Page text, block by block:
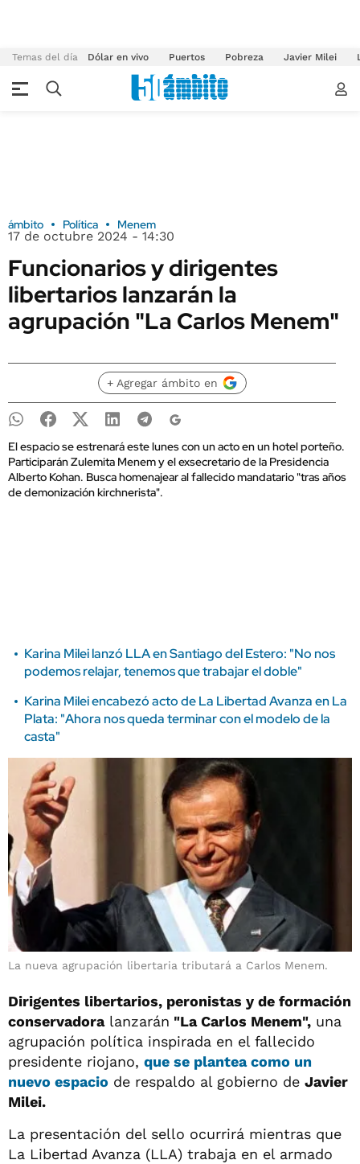
Temas del día Dólar en vivo Puertos Pobreza Javier Milei
ámbito Política Menem
17 de octubre 2024 - 14:30
Funcionarios y dirigentes
libertarios lanzarán la
agrupación "La Carlos Menem"
+ Agregar ámbito en
El espacio se estrenará este lunes con un acto en un hotel porteño.
Participarán Zulemita Menem y el exsecretario de la Presidencia
Alberto Kohan. Busca homenajear al fallecido mandatario "tras años
de demonización kirchnerista".
Karina Milei lanzó LLA en Santiago del Estero: "No nos
podemos relajar, tenemos que trabajar el doble"
Karina Milei encabezó acto de La Libertad Avanza en La
Plata: "Ahora nos queda terminar con el modelo de la
casta"
La nueva agrupación libertaria tributará a Carlos Menem.
Dirigentes libertarios, peronistas y de formación
conservadoralanzarán "La Carlos Menem", una
agrupación política inspirada en el fallecido
presidente riojano, que se plantea como un
nuevo espacio de respaldo al gobierno de Javier
Milei.
La presentación del sello ocurrirá mientras que
La Libertad Avanza (LLA) trabaja en el armado